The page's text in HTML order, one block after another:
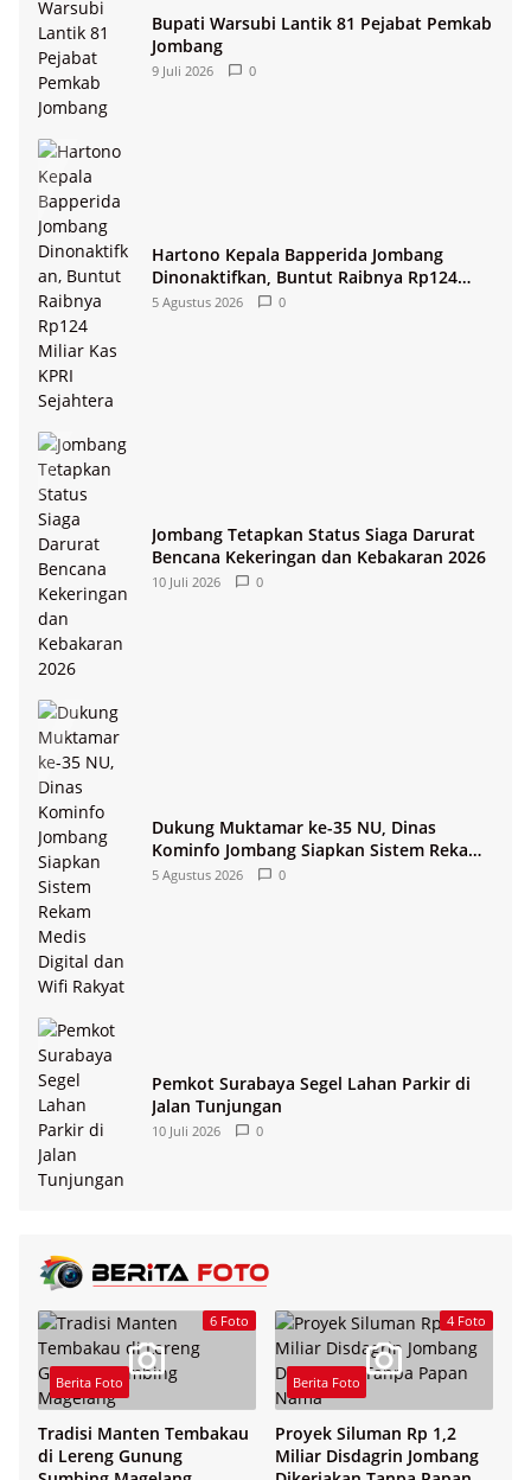
Bupati Warsubi Lantik 81 Pejabat Pemkab
Jombang
9 Juli 2026 0
Hartono Kepala Bapperida Jombang
Dinonaktifkan, Buntut Raibnya Rp124
Miliar Kas KPRI Sejahtera
5 Agustus 2026 0
Jombang Tetapkan Status Siaga Darurat
Bencana Kekeringan dan Kebakaran 2026
10 Juli 2026 0
Dukung Muktamar ke-35 NU, Dinas
Kominfo Jombang Siapkan Sistem Rekam
Medis Digital dan Wifi Rakyat
5 Agustus 2026 0
Pemkot Surabaya Segel Lahan Parkir di
Jalan Tunjungan
10 Juli 2026 0
6 Foto
Berita Foto
Tradisi Manten Tembakau
di Lereng Gunung
4 Foto
Berita Foto
Proyek Siluman Rp 1,2
Miliar Disdagrin Jombang